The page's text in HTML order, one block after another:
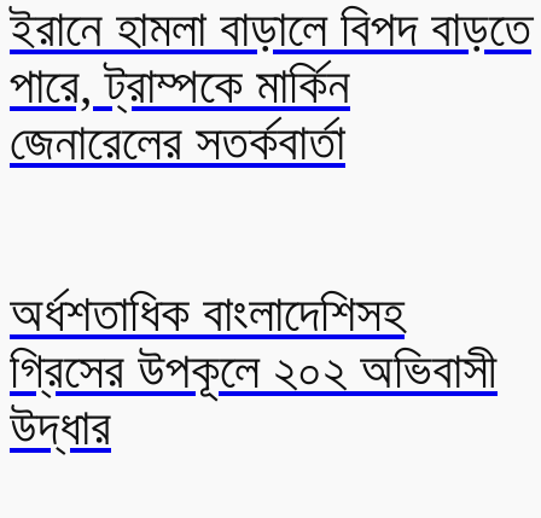
ইরানে হামলা বাড়ালে বিপদ বাড়তে
পারে, ট্রাম্পকে মার্কিন
জেনারেলের সতর্কবার্তা
অর্ধশতাধিক বাংলাদেশিসহ
গ্রিসের উপকূলে ২০২ অভিবাসী
উদ্ধার